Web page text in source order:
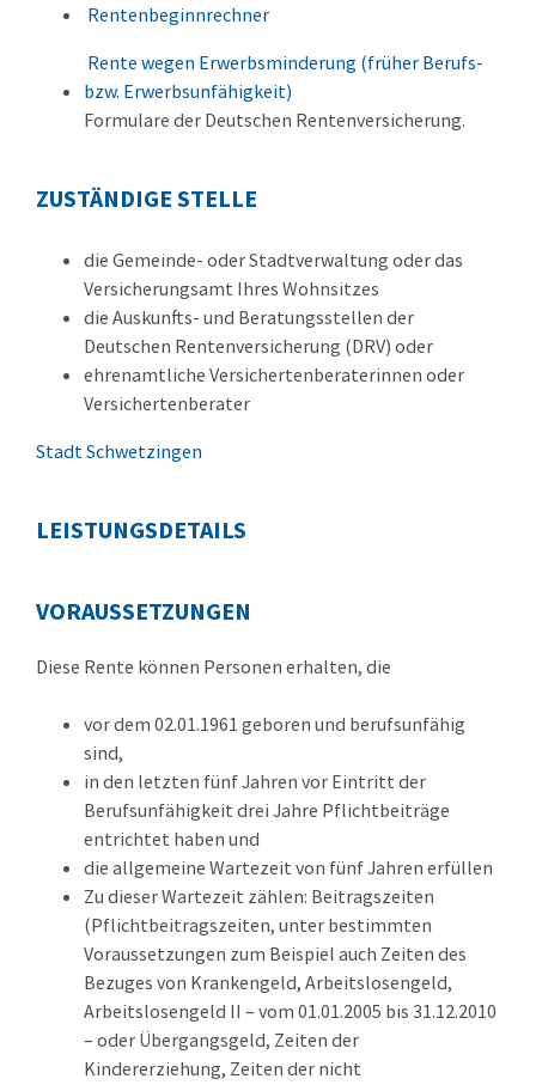
Rentenbeginnrechner
Rente wegen Erwerbsminderung (früher Berufs-
bzw. Erwerbsunfähigkeit)
Formulare der Deutschen Rentenversicherung.
ZUSTÄNDIGE STELLE
die Gemeinde- oder Stadtverwaltung oder das
Versicherungsamt Ihres Wohnsitzes
die Auskunfts- und Beratungsstellen der
Deutschen Rentenversicherung (DRV) oder
ehrenamtliche Versichertenberaterinnen oder
Versichertenberater
Stadt Schwetzingen
LEISTUNGSDETAILS
VORAUSSETZUNGEN
Diese Rente können Personen erhalten, die
vor dem 02.01.1961 geboren und berufsunfähig
sind,
in den letzten fünf Jahren vor Eintritt der
Berufsunfähigkeit drei Jahre Pflichtbeiträge
entrichtet haben und
die allgemeine Wartezeit von fünf Jahren erfüllen
Zu dieser Wartezeit zählen: Beitragszeiten
(Pflichtbeitragszeiten, unter bestimmten
Voraussetzungen zum Beispiel auch Zeiten des
Bezuges von Krankengeld, Arbeitslosengeld,
Arbeitslosengeld II – vom 01.01.2005 bis 31.12.2010
– oder Übergangsgeld, Zeiten der
Kindererziehung, Zeiten der nicht